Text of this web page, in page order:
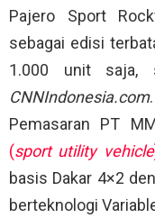
Pajero Sport
sebagai edisi
1.000 unit saja,
CNNIndonesia.com
Pemasaran PT
(sport utility vehicle
basis Dakar 4×2
berteknologi